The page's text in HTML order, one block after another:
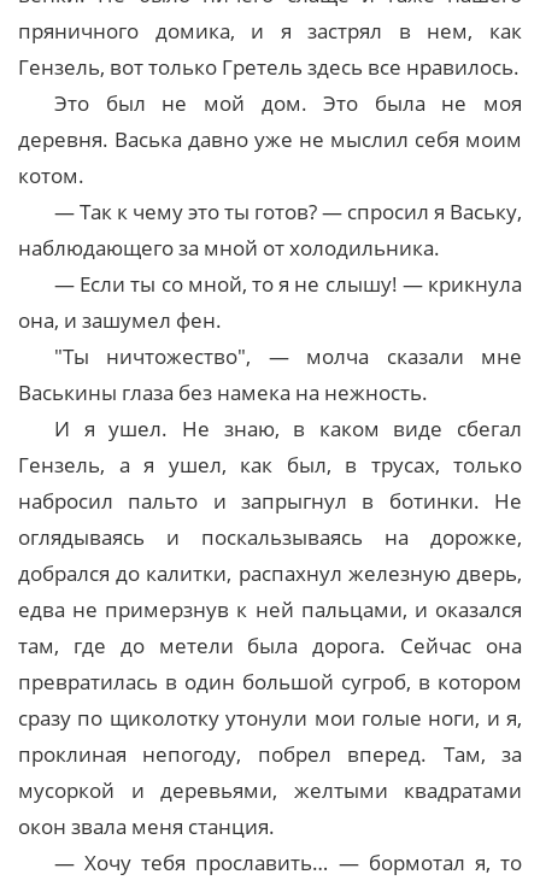
пряничного домика, и я застрял в нем, как
Гензель, вот только Гретель здесь все нравилось.
Это был не мой дом. Это была не моя
деревня. Васька давно уже не мыслил себя моим
котом.
— Так к чему это ты готов? — спросил я Ваську,
наблюдающего за мной от холодильника.
— Если ты со мной, то я не слышу! — крикнула
она, и зашумел фен.
"Ты ничтожество", — молча сказали мне
Васькины глаза без намека на нежность.
И я ушел. Не знаю, в каком виде сбегал
Гензель, а я ушел, как был, в трусах, только
набросил пальто и запрыгнул в ботинки. Не
оглядываясь и поскальзываясь на дорожке,
добрался до калитки, распахнул железную дверь,
едва не примерзнув к ней пальцами, и оказался
там, где до метели была дорога. Сейчас она
превратилась в один большой сугроб, в котором
сразу по щиколотку утонули мои голые ноги, и я,
проклиная непогоду, побрел вперед. Там, за
мусоркой и деревьями, желтыми квадратами
окон звала меня станция.
— Хочу тебя прославить… — бормотал я, то